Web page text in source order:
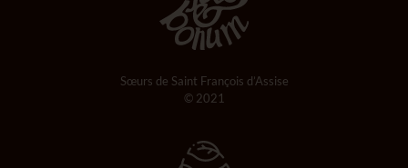
Sœurs de Saint François d’Assise
© 2021